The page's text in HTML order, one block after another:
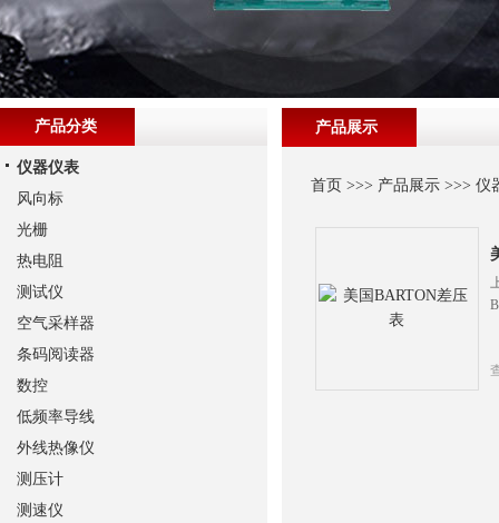
产品展示
首页 >>> 产品展示 >>>仪
产品分类
仪器仪表
风向标
光栅
热电阻
测试仪
空气采样器
条码阅读器
数控
低频率导线
外线热像仪
测压计
测速仪